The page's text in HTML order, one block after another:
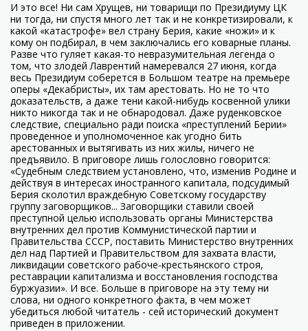
И это все! Ни сам Хрущев, ни товарищи по Президиуму ЦК
ни тогда, ни спустя много лет так и не конкретизировали, к
какой «катастрофе» вел страну Берия, какие «ножи» и к
кому он подбирал, в чем заключались его коварные планы.
Разве что гуляет какая-то невразумительная легенда о
том, что злодей Лаврентий намеревался 27 июня, когда
весь Президиум соберется в Большом театре на премьере
оперы «Декабристы», их там арестовать. Но не то что
доказательств, а даже тени какой-нибудь косвенной улики
никто никогда так и не обнародовал. Даже руденковское
следствие, специально ради поиска «преступлений Берии»
проведенное и уполномоченное как угодно бить
арестованных и вытягивать из них жилы, ничего не
предъявило. В приговоре лишь голословно говорится:
«Судебным следствием установлено, что, изменив Родине и
действуя в интересах иностранного капитала, подсудимый
Берия сколотил враждебную Советскому государству
группу заговорщиков... Заговорщики ставили своей
преступной целью использовать органы Министерства
внутренних дел против Коммунистической партии и
Правительства СССР, поставить Министерство внутренних
дел над Партией и Правительством для захвата власти,
ликвидации советского рабоче-крестьянского строя,
реставрации капитализма и восстановления господства
буржуазии». И все. Больше в приговоре на эту тему ни
слова, ни одного конкретного факта, в чем может
убедиться любой читатель - сей исторический документ
приведен в приложении.